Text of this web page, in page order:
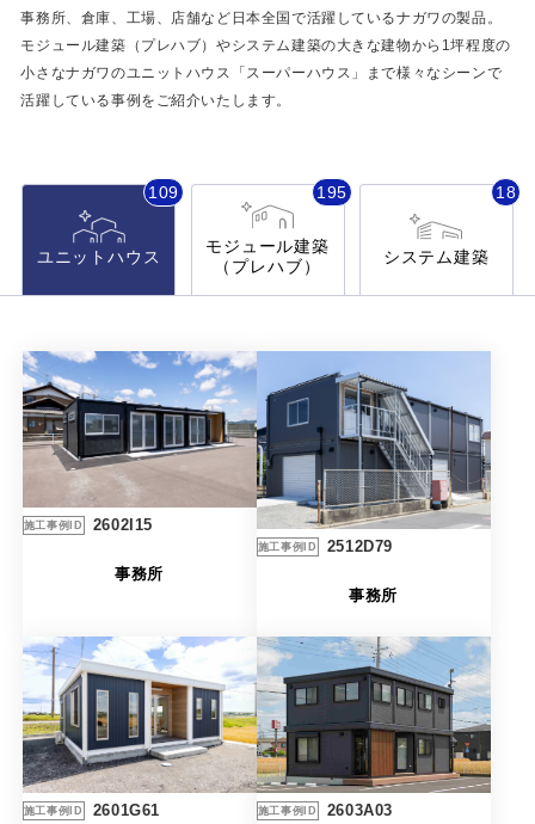
事務所・作業場
倉庫・工場
ガレージ・物置
勉強部屋・子供部屋
休憩室・喫煙室
中古品
製品特長と納入までの流れ
ユニットハウス
危険物保管庫
防災倉庫
Webカタログ
会社概要
その他
お問い合わせ
ショッピングカート
利用規約
特定商取引法に基づく表記
映像集
展示場用地の募集
事務所、倉庫、工場、店舗など日本全国で活躍しているナガワの製品。
モジュール建築（プレハブ）やシステム建築の大きな建物から 1坪程度の
小さなナガワのユニットハウス「スーパーハウス」まで様々なシーンで
活躍している事例をご紹介いたします。
ユニットハウス
109
モジュール建築
（プレハブ）
195
システム建築
18
施工事例ID 2602I15
事務所
施工事例ID 2512D79
事務所
施工事例ID 2601G61 施工事例ID 2603A03